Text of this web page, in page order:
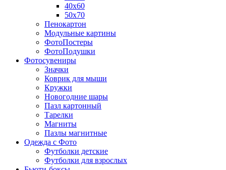
40х60
50х70
Пенокартон
Модульные картины
ФотоПостеры
ФотоПодушки
Фотоcувениры
Значки
Коврик для мыши
Кружки
Новогодние шары
Пазл картонный
Тарелки
Магниты
Пазлы магнитные
Одежда с Фото
Футболки детские
Футболки для взрослых